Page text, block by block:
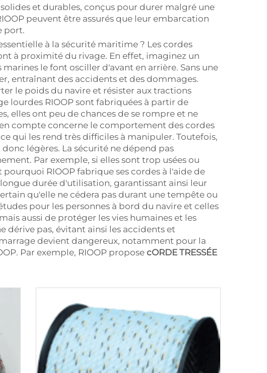
et durables, conçus pour durer malgré une
peuvent être assurés que leur embarcation
port.
à la sécurité maritime ? Les cordes
à proximité du rivage. En effet, imaginez un
le font osciller d'avant en arrière. Sans une
entraînant des accidents et des dommages.
le poids du navire et résister aux tractions
lourdes RIOOP sont fabriquées à partir de
elles ont peu de chances de se rompre et ne
compte concerne le comportement des cordes
qui les rend très difficiles à manipuler. Toutefois,
légères. La sécurité ne dépend pas
Par exemple, si elles sont trop usées ou
RIOOP fabrique ses cordes à l'aide de
durée d'utilisation, garantissant ainsi leur
qu'elle ne cédera pas durant une tempête ou
pour les personnes à bord du navire et celles
aussi de protéger les vies humaines et les
dérive pas, évitant ainsi les accidents et
devient dangereux, notamment pour la
Par exemple, RIOOP propose cORDE TRESSÉE